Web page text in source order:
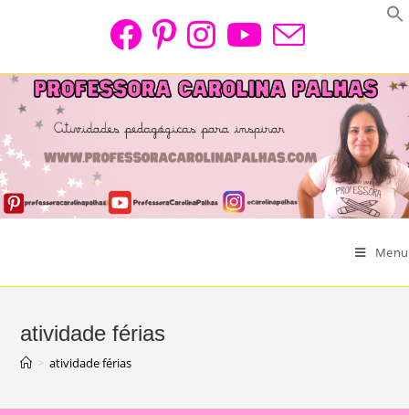
Menu
atividade férias
> atividade férias